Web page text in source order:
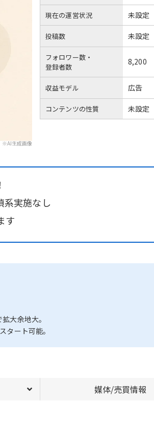
※AI生成画像
現在の運営状況 未設定
投稿数 未設定
フォロワー数・
登録者数
8,200
収益モデル 広告
コンテンツの性質 未設定
系実施なし
す
大余地大。
タート可能。
媒体/売買情報